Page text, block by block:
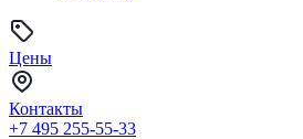
Цены
Контакты
+7 495 255-55-33